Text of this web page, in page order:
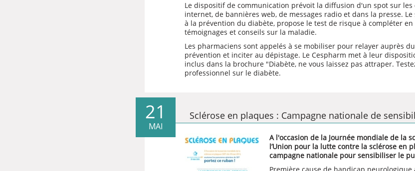
Le dispositif de communication prévoit la diffusion d'un spot sur les
internet, de bannières web, de messages radio et dans la presse. Le
à la prévention du diabète, propose le test de risque à compléter
témoignages et conseils sur la maladie.
Les pharmaciens sont appelés à se mobiliser pour relayer auprès
prévention et inciter au dépistage. Le Cespharm met à leur
inclus dans la brochure "Diabète, ne vous laissez pas attraper.
professionnel sur le diabète.
Sclérose en plaques : Campagne nationale de
21
MAI
A l'occasion de la Journée mondiale de la
l’Union pour la lutte contre la sclérose en
campagne nationale pour sensibiliser le